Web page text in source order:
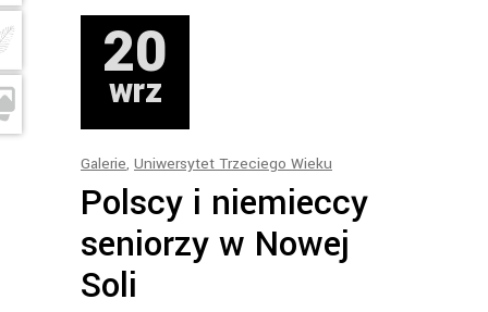
20
wrz
Galerie, Uniwersytet Trzeciego Wieku
Polscy i niemieccy
seniorzy w Nowej
Soli